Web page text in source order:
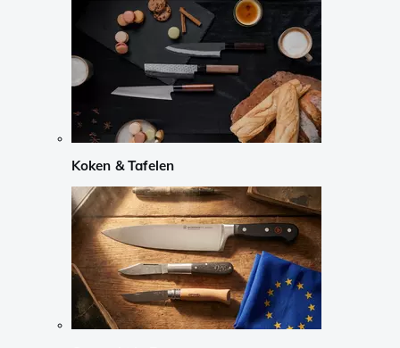
Koken & Tafelen